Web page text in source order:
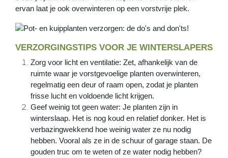
ervan laat je ook overwinteren op een vorstvrije plek.
VERZORGINGSTIPS VOOR JE WINTERSLAPERS
Zorg voor licht en ventilatie: Zet, afhankelijk van de
ruimte waar je vorstgevoelige planten overwinteren,
regelmatig een deur of raam open, zodat je planten
frisse lucht en voldoende licht krijgen.
Geef weinig tot geen water: Je planten zijn in
winterslaap. Het is nog koud en relatief donker. Het is
verbazingwekkend hoe weinig water ze nu nodig
hebben. Vooral als ze in de schuur of garage staan. De
gouden truc om te weten of ze water nodig hebben?